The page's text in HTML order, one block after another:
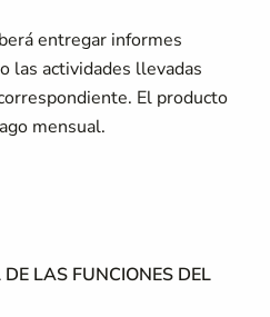
entregar informes
las actividades llevadas
El producto
mensual.
LAS FUNCIONES DEL